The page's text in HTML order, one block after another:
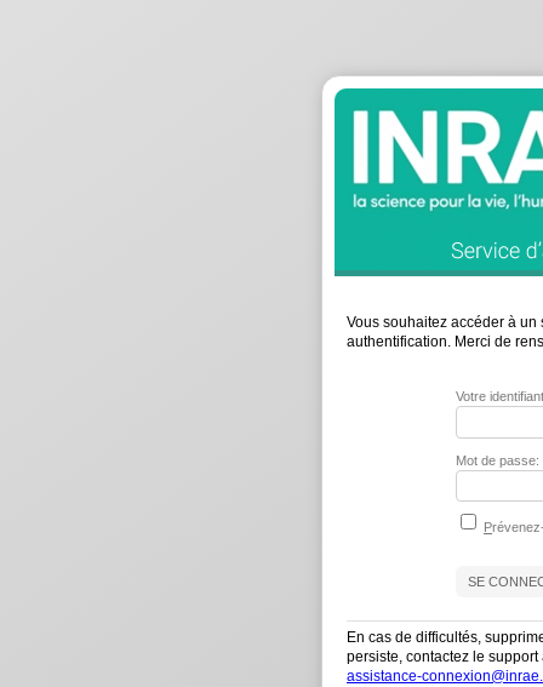
Vous souhaitez accéder à
authentification. Merci de
Votre
Mot de passe:
P
En cas de difficultés,
persiste, contactez le
assistance-